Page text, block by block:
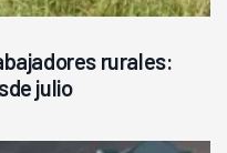
rurales:
julio